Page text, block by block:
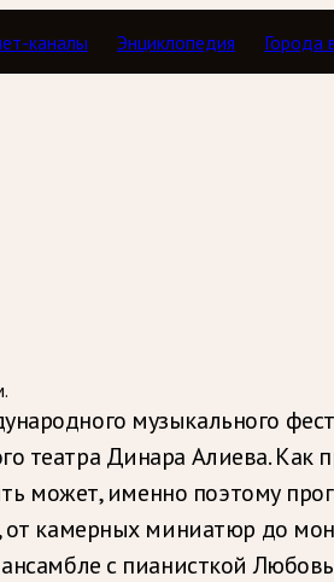
каналы Энциклопедия Города
музыкального
театра Динара Алиева. Как
может, именно поэтому
от камерных миниатюр до
с пианисткой